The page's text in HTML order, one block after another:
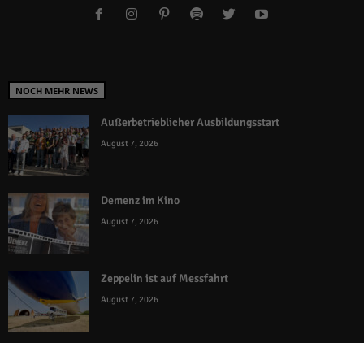
NOCH MEHR NEWS
Außerbetrieblicher Ausbildungsstart
August 7, 2026
Demenz im Kino
August 7, 2026
Zeppelin ist auf Messfahrt
August 7, 2026